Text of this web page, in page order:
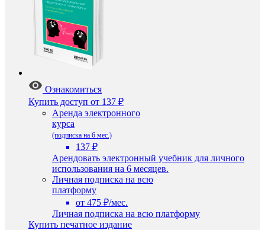
Ознакомиться
Купить доступ от 137 ₽
Аренда электронного
курса
(подписка на 6 мес.)
137 ₽
Арендовать электронный учебник для личного
использования на 6 месяцев.
Личная подписка на всю
платформу
от 475 ₽/мес.
Личная подписка на всю платформу
Купить печатное издание